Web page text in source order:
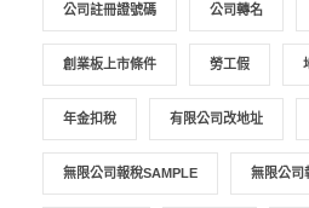
公司註冊證號碼 公司轉名
創業板上市條件 勞工假
年金扣稅 有限公司改地址
無限公司報稅SAMPLE 無限公司